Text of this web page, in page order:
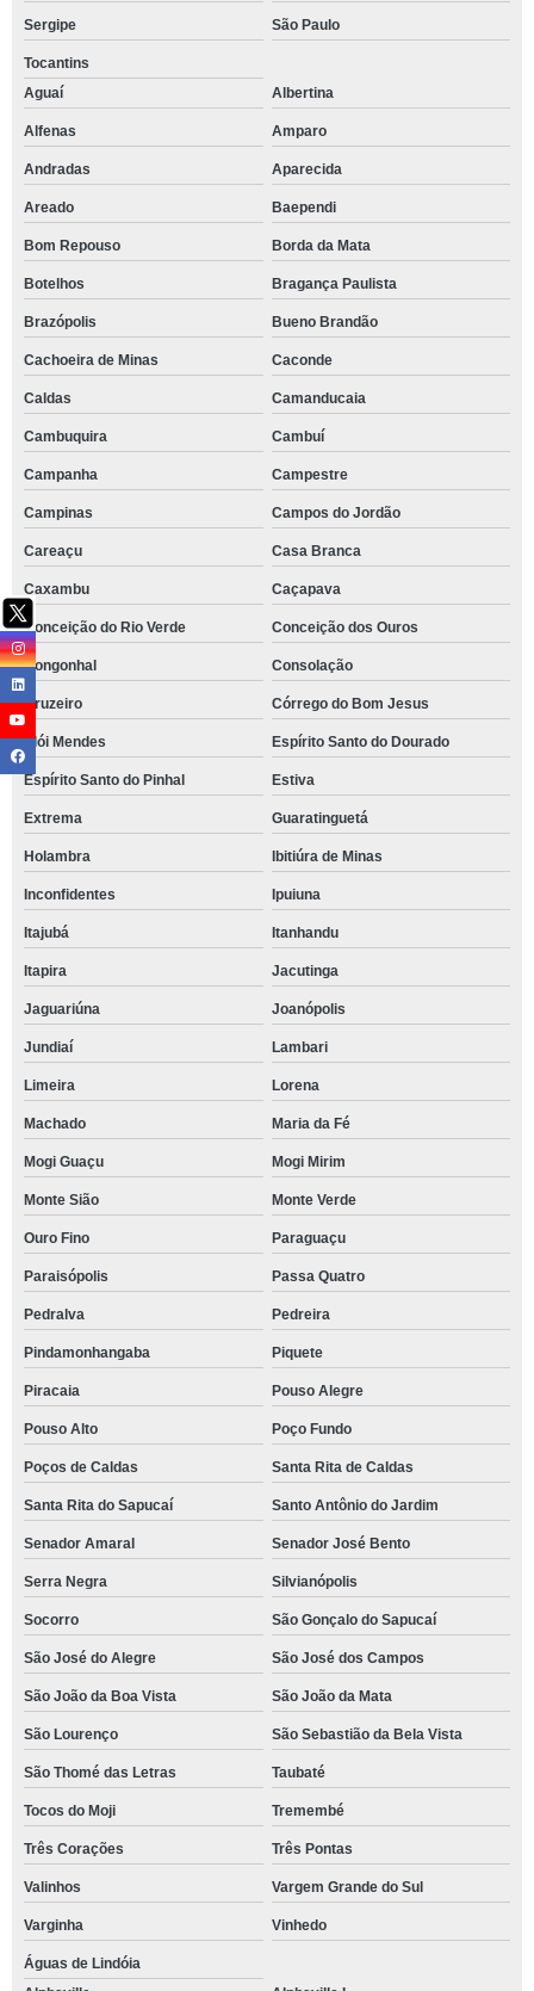
Sergipe São Paulo
Tocantins
Aguaí
Albertina
Alfenas Amparo
Andradas Aparecida
Areado Baependi
Bom Repouso Borda da Mata
Botelhos Bragança Paulista
Brazópolis Bueno Brandão
Cachoeira de Minas Caconde
Caldas Camanducaia
Cambuquira Cambuí
Campanha Campestre
Campinas Campos do Jordão
Careaçu Casa Branca
Caxambu Caçapava
Conceição do Rio Verde Conceição dos Ouros
Congonhal Consolação
Cruzeiro Córrego do Bom Jesus
Elói Mendes Espírito Santo do Dourado
Espírito Santo do Pinhal Estiva
Extrema Guaratinguetá
Holambra Ibitiúra de Minas
Inconfidentes Ipuiuna
Itajubá Itanhandu
Itapira Jacutinga
Jaguariúna Joanópolis
Jundiaí Lambari
Limeira Lorena
Machado Maria da Fé
Mogi Guaçu Mogi Mirim
Monte Sião Monte Verde
Ouro Fino Paraguaçu
Paraisópolis Passa Quatro
Pedralva Pedreira
Pindamonhangaba Piquete
Piracaia Pouso Alegre
Pouso Alto Poço Fundo
Poços de Caldas Santa Rita de Caldas
Santa Rita do Sapucaí Santo Antônio do Jardim
Senador Amaral Senador José Bento
Serra Negra Silvianópolis
Socorro São Gonçalo do Sapucaí
São José do Alegre São José dos Campos
São João da Boa Vista São João da Mata
São Lourenço São Sebastião da Bela Vista
São Thomé das Letras Taubaté
Tocos do Moji Tremembé
Três Corações Três Pontas
Valinhos Vargem Grande do Sul
Varginha Vinhedo
Águas de Lindóia